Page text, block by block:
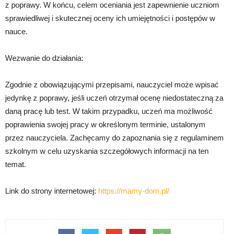
z poprawy. W końcu, celem oceniania jest zapewnienie uczniom
sprawiedliwej i skutecznej oceny ich umiejętności i postępów w
nauce.
Wezwanie do działania:
Zgodnie z obowiązującymi przepisami, nauczyciel może wpisać
jedynkę z poprawy, jeśli uczeń otrzymał ocenę niedostateczną za
daną pracę lub test. W takim przypadku, uczeń ma możliwość
poprawienia swojej pracy w określonym terminie, ustalonym
przez nauczyciela. Zachęcamy do zapoznania się z regulaminem
szkolnym w celu uzyskania szczegółowych informacji na ten
temat.
Link do strony internetowej: https://mamy-dom.pl/